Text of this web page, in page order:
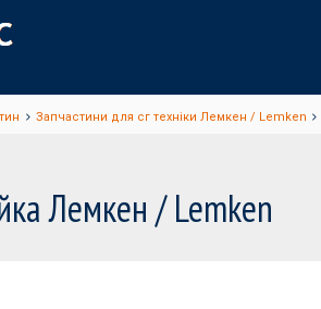
Запчастини для сг техніки Лемкен / Lemken
Лемкен / Lemken